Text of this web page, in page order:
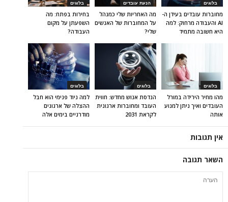
בלוגים
בחירות בפתח: מה
השפעתן על מקום
העבודה?
הנעת עובדים
מה האחריות שלי כמנהל
על המחוברות של האנשים
שלי?
בלוגים
מחוברות עובדים בעידן ה-
AI והעבודה מרחוק: למה
היא חשובה מתמיד
בלוגים
למה ניוד פנימי הוא חבל
ההצלה של ארגונים
מודרניים בימים אלה
בלוגים
הנדסת אנוש מחדש: חווית
העובד ומחוברות ארגונית
לקראת 2031
בלוגים
מהו מחיר הירידה במורל
העובדים ואיך ניתן למנוע
אותה
אין תגובות
השאר תגובה